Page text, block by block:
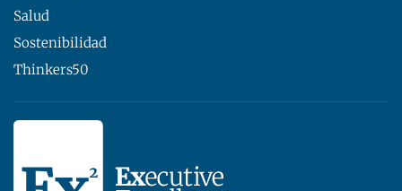
Salud
Sostenibilidad
Thinkers50